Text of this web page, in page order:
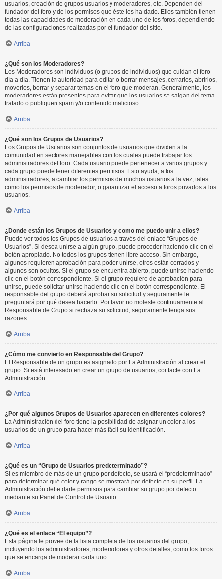
usuarios, creación de grupos usuarios y moderadores, etc. Dependen del
fundador del foro y de los permisos que éste les ha dado. Ellos también tienen
todas las capacidades de moderación en cada uno de los foros, dependiendo
de las configuraciones realizadas por el fundador del sitio.
Arriba
¿Qué son los Moderadores?
Los Moderadores son individuos (o grupos de individuos) que cuidan el foro
día a día. Tienen la autoridad para editar o borrar mensajes, cerrarlos, abrirlos,
moverlos, borrar y separar temas en el foro que moderan. Generalmente, los
moderadores están presentes para evitar que los usuarios se salgan del tema
tratado o publiquen spam y/o contenido malicioso.
Arriba
¿Qué son los Grupos de Usuarios?
Los Grupos de Usuarios son conjuntos de usuarios que dividen a la
comunidad en sectores manejables con los cuales puede trabajar los
administradores del foro. Cada usuario puede pertenecer a varios grupos y
cada grupo puede tener diferentes permisos. Esto ayuda, a los
administradores, a cambiar los permisos de muchos usuarios a la vez, tales
como los permisos de moderador, o garantizar el acceso a foros privados a los
usuarios.
Arriba
¿Donde están los Grupos de Usuarios y como me puedo unir a ellos?
Puede ver todos los Grupos de usuarios a través del enlace “Grupos de
Usuarios”. Si desea unirse a algún grupo, puede proceder haciendo clic en el
botón apropiado. No todos los grupos tienen libre acceso. Sin embargo,
algunos requieren aprobación para poder unirse, otros están cerrados y
algunos son ocultos. Si el grupo se encuentra abierto, puede unirse haciendo
clic en el botón correspondiente. Si el grupo requiere de aprobación para
unirse, puede solicitar unirse haciendo clic en el botón correspondiente. El
responsable del grupo deberá aprobar su solicitud y seguramente le
preguntará por qué desea hacerlo. Por favor no moleste continuamente al
Responsable de Grupo si rechaza su solicitud; seguramente tenga sus
razones.
Arriba
¿Cómo me convierto en Responsable del Grupo?
El Responsable de un grupo es asignado por La Administración al crear el
grupo. Si está interesado en crear un grupo de usuarios, contacte con La
Administración.
Arriba
¿Por qué algunos Grupos de Usuarios aparecen en diferentes colores?
La Administración del foro tiene la posibilidad de asignar un color a los
usuarios de un grupo para hacer más fácil su identificación.
Arriba
¿Qué es un “Grupo de Usuarios predeterminado”?
Si es miembro de más de un grupo por defecto, se usará el “predeterminado”
para determinar qué color y rango se mostrará por defecto en su perfil. La
Administración debe darle permisos para cambiar su grupo por defecto
mediante su Panel de Control de Usuario.
Arriba
¿Qué es el enlace “El equipo”?
Esta página le provee de la lista completa de los usuarios del grupo,
incluyendo los administradores, moderadores y otros detalles, como los foros
que se encarga de moderar cada uno.
Arriba